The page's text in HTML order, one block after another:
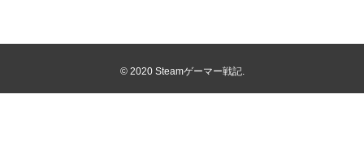
© 2020 Steamゲーマー戦記.